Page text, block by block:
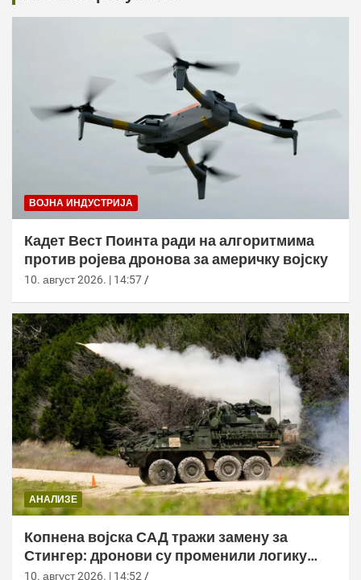
ВОЈНА ИНДУСТРИЈА
Кадет Вест Поинта ради на алгоритмима
против ројева дронова за америчку војску
10. август 2026. | 14:57
АНАЛИЗЕ
Копнена војска САД тражи замену за
Стингер: дронови су променили логику
ПВО
10. август 2026. | 14:52